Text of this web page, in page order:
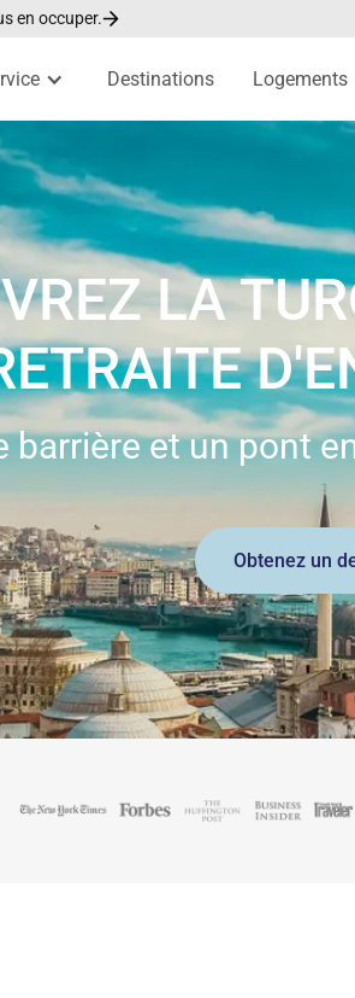
en occuper.
Destinations Logements
LA
barrière et un pont
Obtenez un